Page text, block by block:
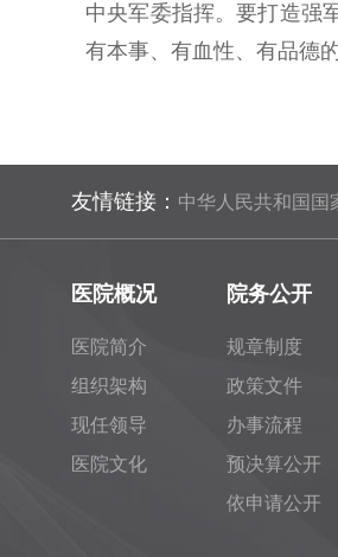
中央军委指挥。要打造强
有本事、有血性、有品德
友情链接： 中华人民共和国国
医院概况
医院简介
组织架构
现任领导
医院文化
院务公开
规章制度
政策文件
办事流程
预决算公开
依申请公开